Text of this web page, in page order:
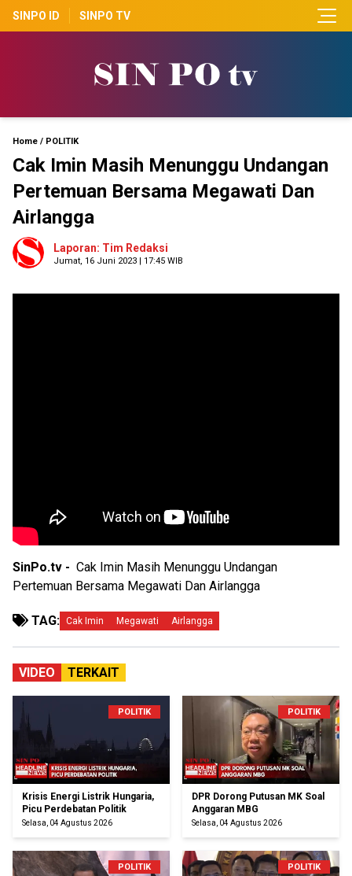
SINPO ID SINPO TV
Home / POLITIK
Cak Imin Masih Menunggu Undangan
Pertemuan Bersama Megawati Dan
Airlangga
Laporan: Tim Redaksi
Jumat, 16 Juni 2023 | 17:45 WIB
SinPo.tv - Cak Imin Masih Menunggu Undangan
Pertemuan Bersama Megawati Dan Airlangga
TAG: Cak Imin Megawati Airlangga
VIDEO TERKAIT
POLITIK
Krisis Energi Listrik Hungaria,
Picu Perdebatan Politik
Selasa, 04 Agustus 2026
POLITIK
DPR Dorong Putusan MK Soal
Anggaran MBG
Selasa, 04 Agustus 2026
POLITIK POLITIK